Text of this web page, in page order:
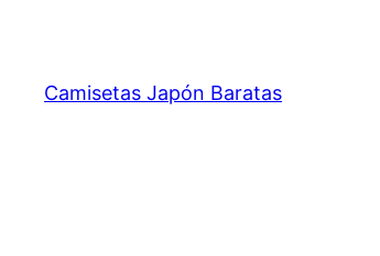
contenido
Camisetas Japón Baratas